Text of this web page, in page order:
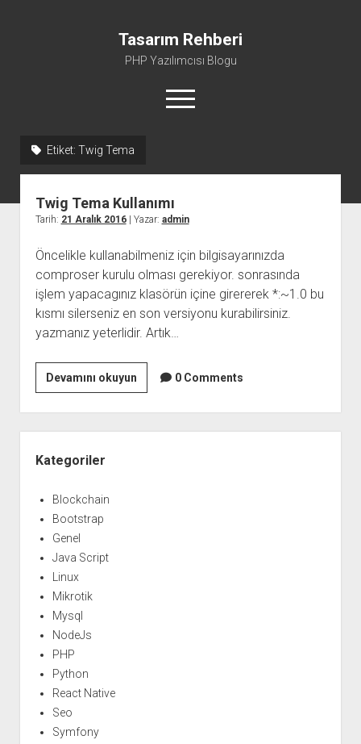
Tasarım Rehberi
PHP Yazılımcısı Blogu
menüyü
aç
Etiket: Twig Tema
Twig Tema Kullanımı
Tarih: 21 Aralık 2016| Yazar: admin
Öncelikle kullanabilmeniz için bilgisayarınızda
comproser kurulu olması gerekiyor. sonrasında
işlem yapacagınız klasörün içine girererek *:~1.0 bu
kısmı silerseniz en son versiyonu kurabilirsiniz.
yazmanız yeterlidir. Artık…
Devamını okuyunTwig
Tema
Kullanımı
0 Comments
Menü
Kategoriler
Blockchain
Bootstrap
Genel
Java Script
Linux
Mikrotik
Mysql
NodeJs
PHP
Python
React Native
Seo
Symfony